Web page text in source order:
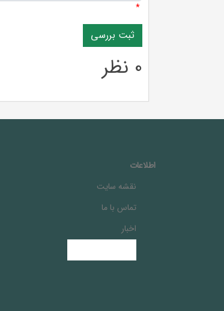
*
0 نظر
اطلاعات
نقشه سایت
تماس با ما
اخبار